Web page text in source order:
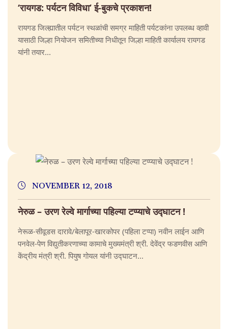
‘रायगड: पर्यटन विविधा’ ई-बुकचे प्रकाशन!
रायगड जिल्ह्यातील पर्यटन स्थळांची समग्र माहिती पर्यटकांना उपलब्ध व्हावी
यासाठी जिल्हा नियोजन समितीच्या निधीतून जिल्हा माहिती कार्यालय रायगड
यांनी तयार...
NOVEMBER 12, 2018
नेरुळ – उरण रेल्वे मार्गाच्या पहिल्या टप्प्याचे उद्घाटन !
नेरूळ-सीवूडस दारावे/बेलापूर-खारकोपर (पहिला टप्पा) नवीन लाईन आणि
पनवेल-पेण विद्युतीकरणाच्या कामाचे मुख्यमंत्री श्री. देवेंद्र फडणवीस आणि
केंद्रीय मंत्री श्री. पियुष गोयल यांनी उद्घाटन...